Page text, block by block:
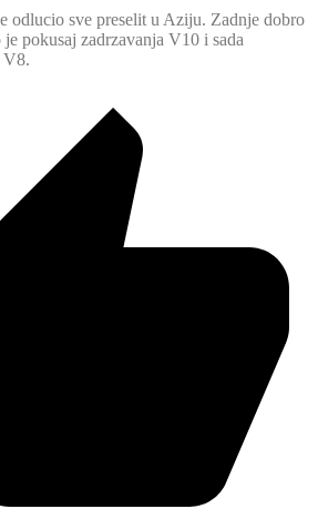
odlucio sve preselit u Aziju. Zadnje dobro
pokusaj zadrzavanja V10 i sada
V8.